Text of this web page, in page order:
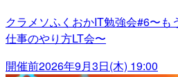
クラメソふくおかIT勉強会#6〜も
仕事のやり方LT会〜
開催前2026年9月3日(木) 19:00